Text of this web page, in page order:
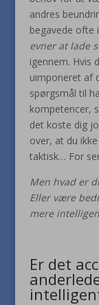
andres
begavede ofte
evner at lade
igennem. Hvis
uimponeret af
spørgsmål til
kompetencer,
det koste dig
over, at du
taktisk… For
Men hvad er
Eller være
mere
Er det